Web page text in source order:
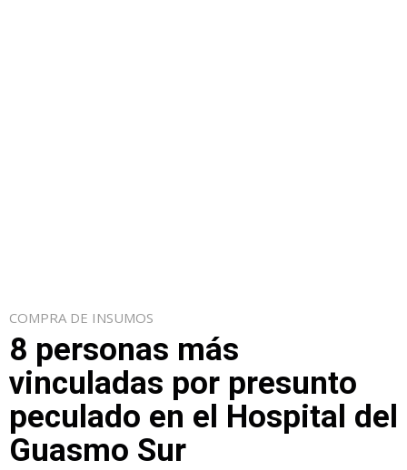
COMPRA DE INSUMOS
8 personas más
vinculadas por presunto
peculado en el Hospital del
Guasmo Sur